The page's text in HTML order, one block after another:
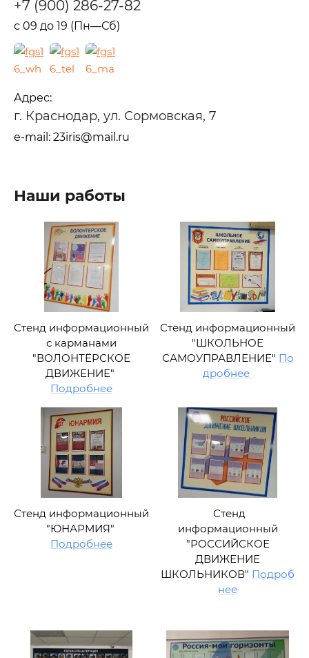
+7 (900) 286-27-82
с 09 до 19 (Пн—Сб)
Адрес:
г. Краснодар, ул. Сормовская, 7
e-mail: 23iris@mail.ru
Наши работы
Стенд информационный
с карманами
"ВОЛОНТЁРСКОЕ
ДВИЖЕНИЕ"
Подробнее
Стенд информационный
"ШКОЛЬНОЕ
САМОУПРАВЛЕНИЕ" По
дробнее
Стенд информационный
"ЮНАРМИЯ"
Подробнее
Стенд
информационный
"РОССИЙСКОЕ
ДВИЖЕНИЕ
ШКОЛЬНИКОВ" Подроб
нее